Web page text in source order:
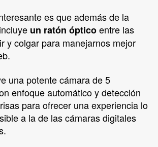
es que además de la
un ratón ópticoentre las
y colgar para manejarnos mejor
una potente cámara de 5
enfoque automático y detección
para ofrecer una experiencia lo
a la de las cámaras digitales